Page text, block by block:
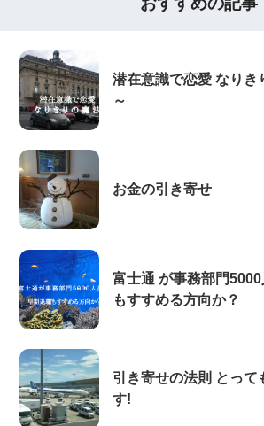
潜在意識で恋愛 なりき
～
お金の引き寄せ
富士通 が事務部門
もすすめる方向か？
引き寄せの法則 とって
す!